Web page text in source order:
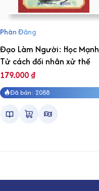
Phàn Đăng
Đạo Làm Người: Học Mạnh
Tử cách đối nhân xử thế
179.000₫
Đã bán: 2088